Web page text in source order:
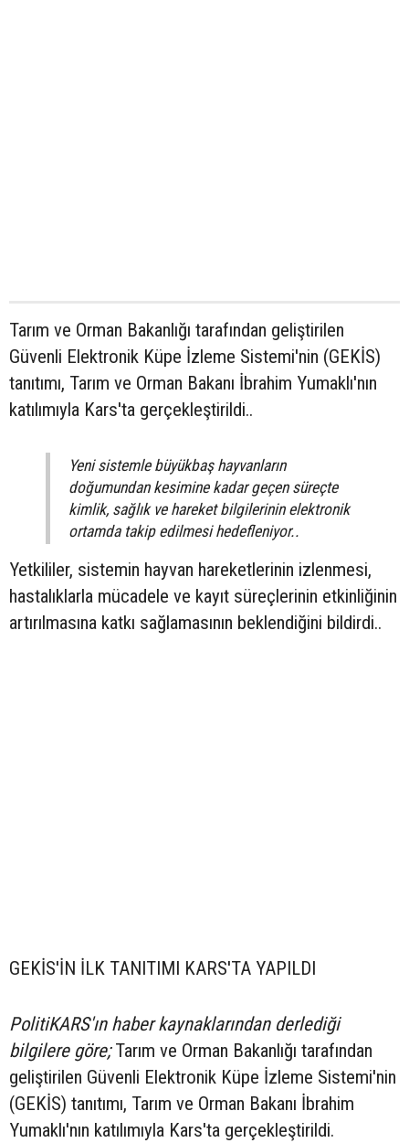
Tarım ve Orman Bakanlığı tarafından geliştirilen
Güvenli Elektronik Küpe İzleme Sistemi'nin (GEKİS)
tanıtımı, Tarım ve Orman Bakanı İbrahim Yumaklı'nın
katılımıyla Kars'ta gerçekleştirildi..
Yeni sistemle büyükbaş hayvanların
doğumundan kesimine kadar geçen süreçte
kimlik, sağlık ve hareket bilgilerinin elektronik
ortamda takip edilmesi hedefleniyor..
Yetkililer, sistemin hayvan hareketlerinin izlenmesi,
hastalıklarla mücadele ve kayıt süreçlerinin etkinliğinin
artırılmasına katkı sağlamasının beklendiğini bildirdi..
GEKİS'İN İLK TANITIMI KARS'TA YAPILDI
PolitiKARS'ın haber kaynaklarından derlediği
bilgilere göre;Tarım ve Orman Bakanlığı tarafından
geliştirilen Güvenli Elektronik Küpe İzleme Sistemi'nin
(GEKİS) tanıtımı, Tarım ve Orman Bakanı İbrahim
Yumaklı'nın katılımıyla Kars'ta gerçekleştirildi.